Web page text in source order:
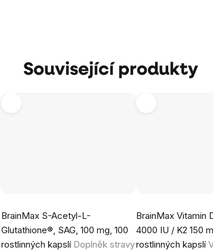
Související produkty
BrainMax S-Acetyl-L-
Glutathione®, SAG, 100 mg, 100
rostlinných kapslí Doplněk stravy
hodnocení
produktu
BrainMax Vitamin
4000 IU / K2 150
rostlinných kapslí
hodnocení
produktu